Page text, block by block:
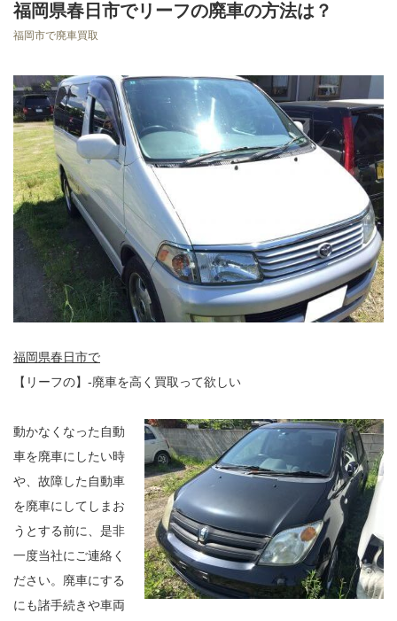
福岡県春日市でリーフの廃車の方法は？
福岡市で廃車買取
福岡県春日市で
【リーフの】-廃車を高く買取って欲しい
動かなくなった自動
車を廃車にしたい時
や、故障した自動車
を廃車にしてしまお
うとする前に、是非
一度当社にご連絡く
ださい。廃車にする
にも諸手続きや車両